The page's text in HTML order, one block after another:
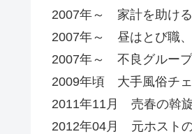
2007年～ 家計を助け
2007年～ 昼はとび職、
2007年～ 不良グルー
2009年頃 大手風俗チ
2011年11月 売春の斡
2012年04月 元ホスト